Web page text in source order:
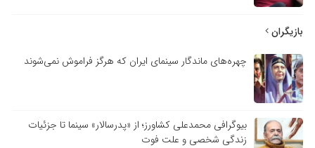
چهره‌های ماندگار سینمای ایران که هرگز فراموش نمی‌شوند
بیوگرافی محمدعلی کشاورز؛ از «پدرسالار» سینما تا جزئیات
زندگی شخصی و علت فوت